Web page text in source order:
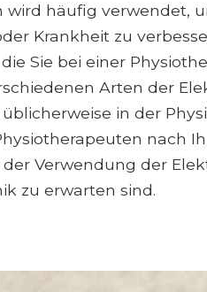
wird häufig verwendet,
Krankheit zu
Sie bei einer
Arten der
in der
nach
der Verwendung der
zu erwarten sind.